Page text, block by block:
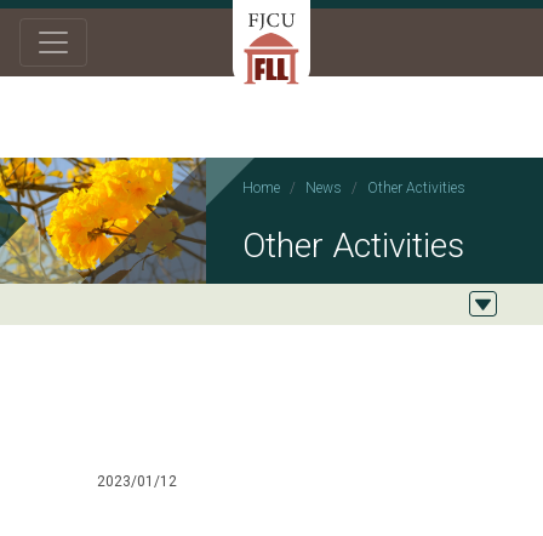
Home News Other Activities
Other Activities
2023/01/12